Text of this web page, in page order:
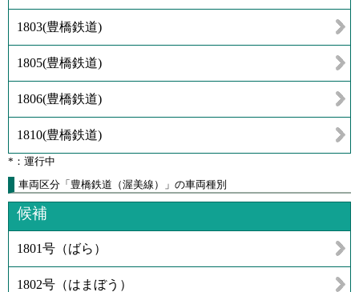
1803(豊橋鉄道)
1805(豊橋鉄道)
1806(豊橋鉄道)
1810(豊橋鉄道)
*：運行中
車両区分「豊橋鉄道（渥美線）」の車両種別
候補
1801号（ばら）
1802号（はまぼう）